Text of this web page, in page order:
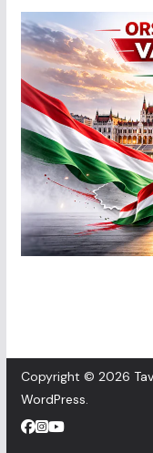
Copyright © 2026
WordPress.